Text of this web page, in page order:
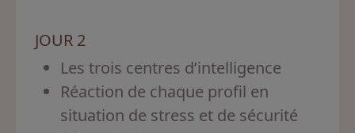
JOUR 2
Les trois centres d’intelligence
Réaction de chaque profil en
situation de stress et de sécurité